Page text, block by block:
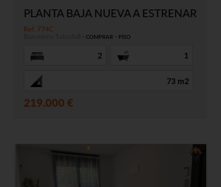
PLANTA BAJA NUEVA A ESTRENAR
Ref. 774C
- COMPRAR - PISO
2 1
73 m2
219.000 €